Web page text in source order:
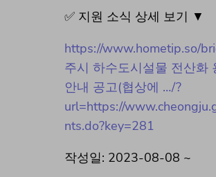
✅ 지원 소식 상세 보기 ▼
https://www.hometip.so/
주시 하수도시설물 전산화
안내 공고(협상에 …/?
url=https://
nts.do?key=281
작성일: 2023-08-08 ~